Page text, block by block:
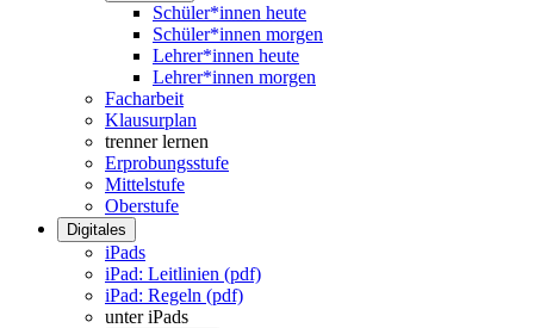
Schüler*innen heute
Schüler*innen morgen
Lehrer*innen heute
Lehrer*innen morgen
Facharbeit
Klausurplan
trenner lernen
Erprobungsstufe
Mittelstufe
Oberstufe
Digitales
iPads
iPad: Leitlinien (pdf)
iPad: Regeln (pdf)
unter iPads